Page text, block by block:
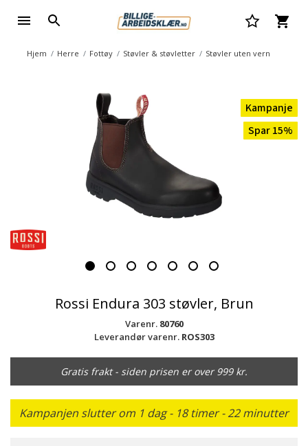
Hjem Herre Fottøy Støvler & støvletter Støvler uten vern
Kampanje
Spar 15%
Rossi Endura 303 støvler, Brun
Varenr. 80760
Leverandør varenr. ROS303
Gratis frakt - siden prisen er over 999 kr.
Kampanjen slutter om 1 dag - 18 timer - 22 minutter